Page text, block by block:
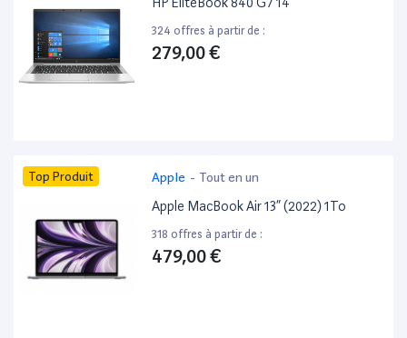
324 offres à partir de :
279,00 €
Top Produit Apple - Tout en un
Apple MacBook Air 13” (2022) 1To
318 offres à partir de :
479,00 €